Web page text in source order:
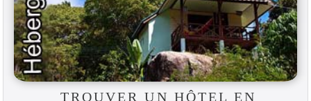
TROUVER UN HÔTEL EN